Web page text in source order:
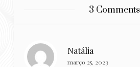
3 Comments
Natália
março 25, 2023